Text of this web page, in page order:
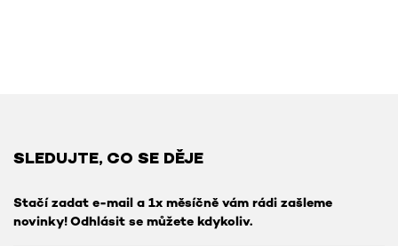
SLEDUJTE, CO SE DĚJE
Stačí zadat e-mail a 1x měsíčně vám rádi zašleme
novinky! Odhlásit se můžete kdykoliv.